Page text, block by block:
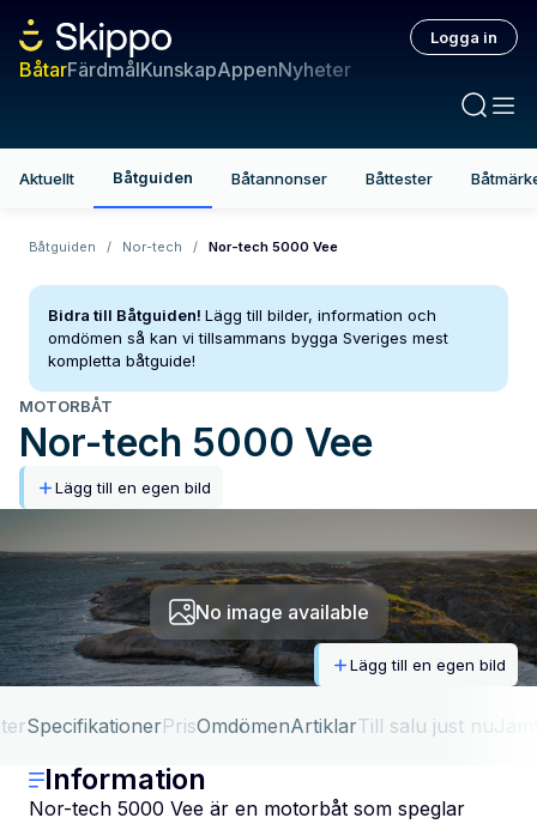
BåtarFärdmålKunskapAppenNyheter
Logga in
Aktuellt Båtguiden Båtannonser Båttester
Båtguiden / Nor-tech / Nor-tech 5000 Vee
Bidra till Båtguiden! Lägg till bilder, information och
omdömen så kan vi tillsammans bygga Sveriges mest
kompletta båtguide!
MOTORBÅT
Nor-tech 5000 Vee
Lägg till en egen bild
No image available
Lägg till en egen bild
SpecifikationerPrisOmdömenArtiklarTill salu just nu
Information
Nor-tech 5000 Vee är en motorbåt som speglar